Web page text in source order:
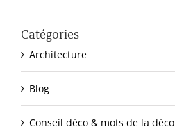
Catégories
Architecture
Blog
Conseil déco & mots de la déco